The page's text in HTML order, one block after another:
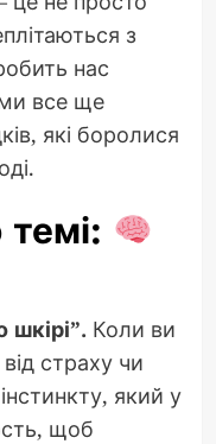
з
нас
все ще
які боролися
шкірі”. Коли ви
страху чи
який у
щоб